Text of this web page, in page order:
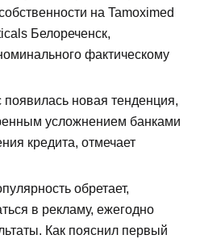
на Tamoximed
Белореченск,
фактическому
появилась новая тенденция,
усложнением банками
кредита, отмечает
обретает,
в рекламу, ежегодно
Как пояснил первый